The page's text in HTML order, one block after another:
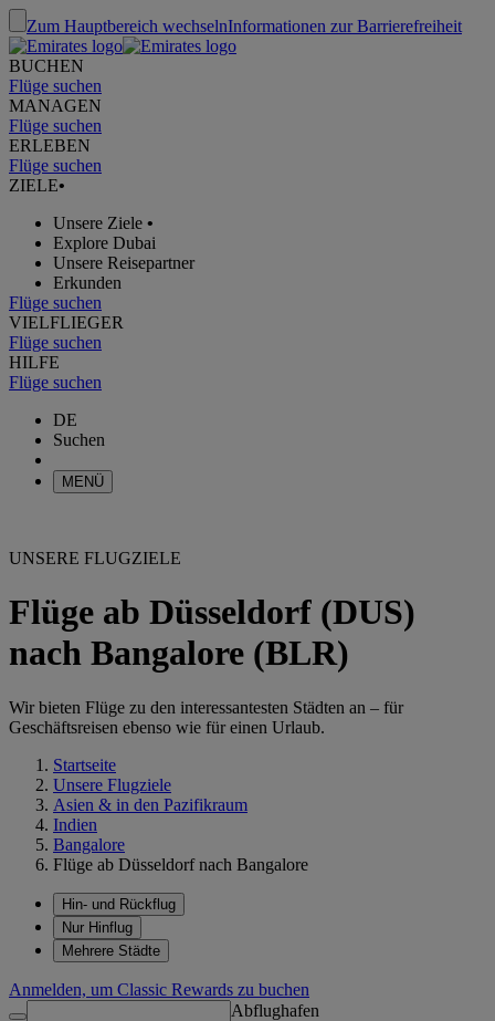
Zum Hauptbereich wechselnInformationen zur Barrierefreiheit
BUCHEN
Flüge suchen
MANAGEN
Flüge suchen
ERLEBEN
Flüge suchen
ZIELE•
Unsere Ziele •
Explore Dubai
Unsere Reisepartner
Erkunden
Flüge suchen
VIELFLIEGER
Flüge suchen
HILFE
Flüge suchen
DE
Suchen
MENÜ
UNSERE FLUGZIELE
Flüge ab Düsseldorf (DUS)
nach Bangalore (BLR)
Wir bieten Flüge zu den interessantesten Städten an – für
Geschäftsreisen ebenso wie für einen Urlaub.
Startseite
Unsere Flugziele
Asien & in den Pazifikraum
Indien
Bangalore
Flüge ab Düsseldorf nach Bangalore
Hin- und Rückflug
Nur Hinflug
Mehrere Städte
Anmelden, um Classic Rewards zu buchen
Abflughafen